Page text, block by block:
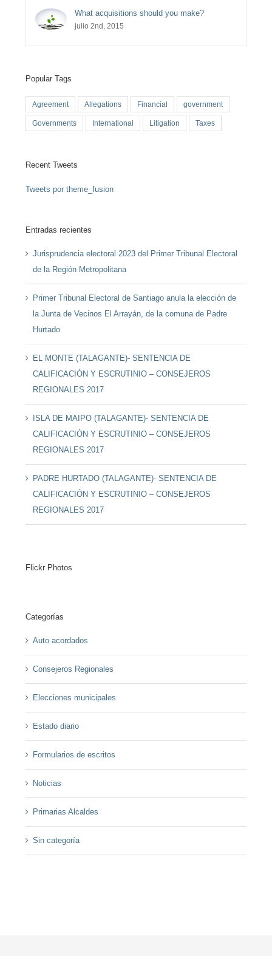
What acquisitions should you make?
julio 2nd, 2015
Popular Tags
Agreement Allegations Financial government
Governments International Litigation Taxes
Recent Tweets
Tweets por theme_fusion
Entradas recientes
Jurisprudencia electoral 2023 del Primer Tribunal Electoral
de la Región Metropolitana
Primer Tribunal Electoral de Santiago anula la elección de
la Junta de Vecinos El Arrayán, de la comuna de Padre
Hurtado
EL MONTE (TALAGANTE)- SENTENCIA DE
CALIFICACIÓN Y ESCRUTINIO – CONSEJEROS
REGIONALES 2017
ISLA DE MAIPO (TALAGANTE)- SENTENCIA DE
CALIFICACIÓN Y ESCRUTINIO – CONSEJEROS
REGIONALES 2017
PADRE HURTADO (TALAGANTE)- SENTENCIA DE
CALIFICACIÓN Y ESCRUTINIO – CONSEJEROS
REGIONALES 2017
Flickr Photos
Categorías
Auto acordados
Consejeros Regionales
Elecciones municipales
Estado diario
Formularios de escritos
Noticias
Primarias Alcaldes
Sin categoría